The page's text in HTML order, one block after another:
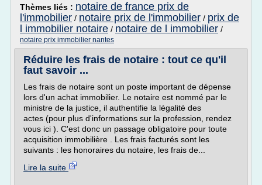
Thèmes liés : notaire de france prix de
l'immobilier / notaire prix de l'immobilier / prix de
l immobilier notaire / notaire de l immobilier /
notaire prix immobilier nantes
Réduire les frais de notaire : tout ce qu'il
faut savoir ...
Les frais de notaire sont un poste important de dépense
lors d'un achat immobilier. Le notaire est nommé par le
ministre de la justice, il authentifie la légalité des
actes (pour plus d'informations sur la profession, rendez
vous ici ). C'est donc un passage obligatoire pour toute
acquisition immobilière . Les frais facturés sont les
suivants : les honoraires du notaire, les frais de...
Lire la suite